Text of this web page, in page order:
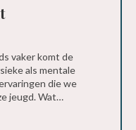
vaker komt de
als mentale
die we
jeugd. Wat…